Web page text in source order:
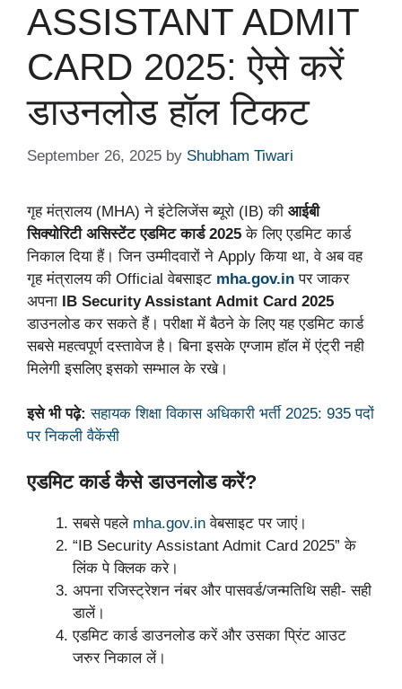
ASSISTANT ADMIT
CARD 2025: ऐसे करें
डाउनलोड हॉल टिकट
September 26, 2025 by Shubham Tiwari
गृह मंत्रालय (MHA) ने इंटेलिजेंस ब्यूरो (IB) की आईबी
सिक्योरिटी असिस्टेंट एडमिट कार्ड 2025 के लिए एडमिट कार्ड
निकाल दिया हैं। जिन उम्मीदवारों ने Apply किया था, वे अब वह
गृह मंत्रालय की Official वेबसाइट mha.gov.in पर जाकर
अपना IB Security Assistant Admit Card 2025
डाउनलोड कर सकते हैं। परीक्षा में बैठने के लिए यह एडमिट कार्ड
सबसे महत्वपूर्ण दस्तावेज है। बिना इसके एग्जाम हॉल में एंट्री नही
मिलेगी इसलिए इसको सम्भाल के रखे।
इसे भी पढ़े: सहायक शिक्षा विकास अधिकारी भर्ती 2025: 935 पदों
पर निकली वैकेंसी
एडमिट कार्ड कैसे डाउनलोड करें?
सबसे पहले mha.gov.in वेबसाइट पर जाएं।
“IB Security Assistant Admit Card 2025” के
लिंक पे क्लिक करे।
अपना रजिस्ट्रेशन नंबर और पासवर्ड/जन्मतिथि सही- सही
डालें।
एडमिट कार्ड डाउनलोड करें और उसका प्रिंट आउट
जरुर निकाल लें।